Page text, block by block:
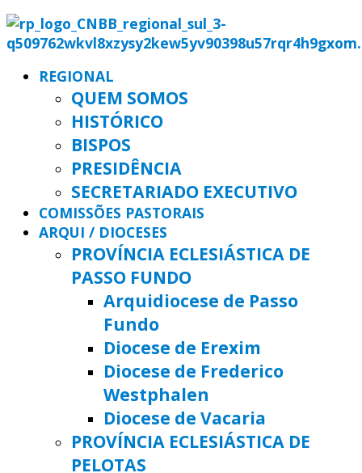
REGIONAL
QUEM SOMOS
HISTÓRICO
BISPOS
PRESIDÊNCIA
SECRETARIADO EXECUTIVO
COMISSÕES PASTORAIS
ARQUI / DIOCESES
PROVÍNCIA ECLESIÁSTICA DE
PASSO FUNDO
Arquidiocese de Passo
Fundo
Diocese de Erexim
Diocese de Frederico
Westphalen
Diocese de Vacaria
PROVÍNCIA ECLESIÁSTICA DE
PELOTAS